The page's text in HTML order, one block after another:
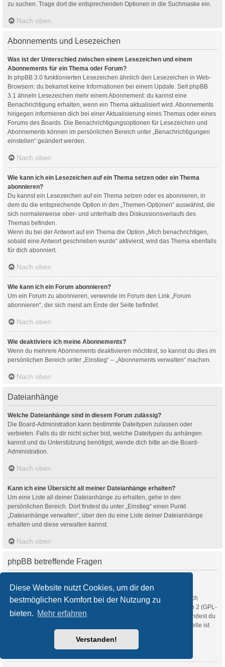
Diese Website nutzt Cookies, um dir den
bestmöglichen Komfort bei der Nutzung zu
bieten. Mehr erfahren
Verstanden!
zu suchen. Trage dort die entsprechenden Optionen in die Suchmaske ein.
Nach oben
Abonnements und Lesezeichen
Was ist der Unterschied zwischen einem Lesezeichen und einem
Abonnements für ein Thema oder Forum?
In phpBB 3.0 funktionierten Lesezeichen ähnlich den Lesezeichen in Web-
Browsern: du bekamst keine Informationen bei einem Update. Seit phpBB
3.1 ähneln Lesezeichen mehr einem Abonnement: du kannst eine
Benachrichtigung erhalten, wenn ein Thema aktualisiert wird. Abonnements
hingegen informieren dich bei einer Aktualisierung eines Themas oder eines
Forums des Boards. Die Benachrichtigungsoptionen für Lesezeichen und
Abonnements können im persönlichen Bereich unter „Benachrichtigungen
einstellen“ geändert werden.
Nach oben
Wie kann ich ein Lesezeichen auf ein Thema setzen oder ein Thema
abonnieren?
Du kannst ein Lesezeichen auf ein Thema setzen oder es abonnieren, in
dem du die entsprechende Option in den „Themen-Optionen“ auswählst, die
sich normalerweise ober- und unterhalb des Diskussionsverlaufs des
Themas befinden.
Wenn du bei der Antwort auf ein Thema die Option „Mich benachrichtigen,
sobald eine Antwort geschrieben wurde“ aktivierst, wird das Thema ebenfalls
für dich abonniert.
Nach oben
Wie kann ich ein Forum abonnieren?
Um ein Forum zu abonnieren, verwende im Forum den Link „Forum
abonnieren“, der sich meist am Ende der Seite befindet.
Nach oben
Wie deaktiviere ich meine Abonnements?
Wenn du mehrere Abonnements deaktivieren möchtest, so kannst du dies im
persönlichen Bereich unter „Einstieg“ – „Abonnements verwalten“ machen.
Nach oben
Dateianhänge
Welche Dateianhänge sind in diesem Forum zulässig?
Die Board-Administration kann bestimmte Dateitypen zulassen oder
verbieten. Falls du dir nicht sicher bist, welche Dateitypen du anhängen
kannst und du Unterstützung benötigst, wende dich bitte an die Board-
Administration.
Nach oben
Kann ich eine Übersicht all meiner Dateianhänge erhalten?
Um eine Liste all deiner Dateianhänge zu erhalten, gehe in den
persönlichen Bereich. Dort findest du unter „Einstieg“ einen Punkt
„Dateianhänge verwalten“, über den du eine Liste deiner Dateianhänge
erhalten und diese verwalten kannst.
Nach oben
phpBB betreffende Fragen
Diese Software (in ihrer unmodifizierten Fassung) wurde von
phpBB Limited
entwickelt und veröffentlicht. Sie ist urheberrechtlich
geschützt. Sie wurde unter der GNU General Public License, Version 2 (GPL-
2.0) veröffentlicht und kann frei vertrieben werden. Weitere Details findest du
. Eine deutschsprachige Anlaufstelle ist